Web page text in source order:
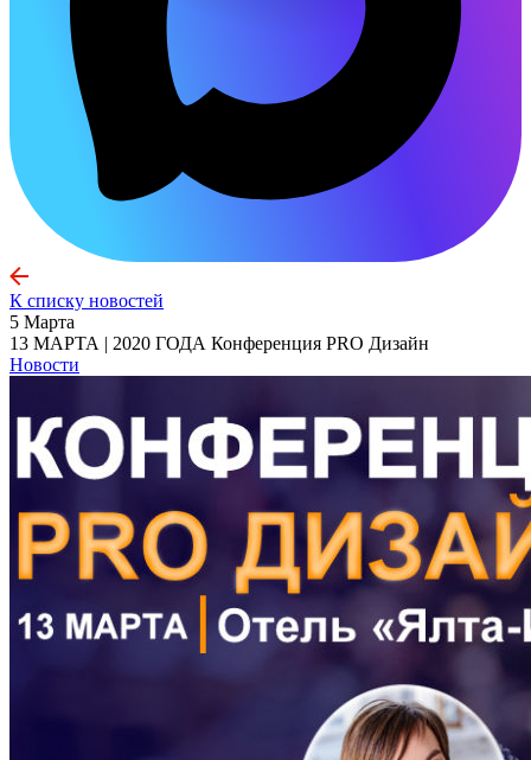
К списку новостей
5 Марта
13 МАРТА | 2020 ГОДА Конференция PRO Дизайн
Новости